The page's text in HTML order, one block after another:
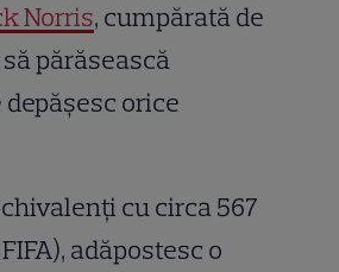
Norris, cumpărată de
părăsească
orice
cu circa 567
adăpostesc o